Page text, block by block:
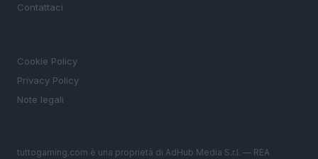
Contattaci
Cookie Policy
Privacy Policy
Note legali
tuttogaming.com è una proprietà di AdHub Media S.r.l. — REA